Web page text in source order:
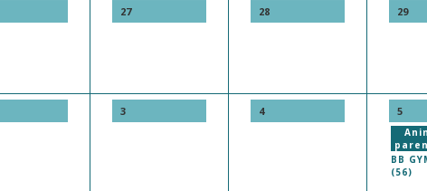
27 28 29
3 4 5
BB
(56)